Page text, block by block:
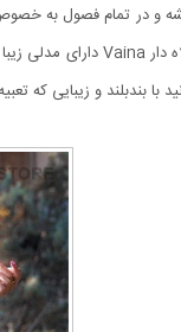
در تمام فصول به
بندبلند و زیبایی که